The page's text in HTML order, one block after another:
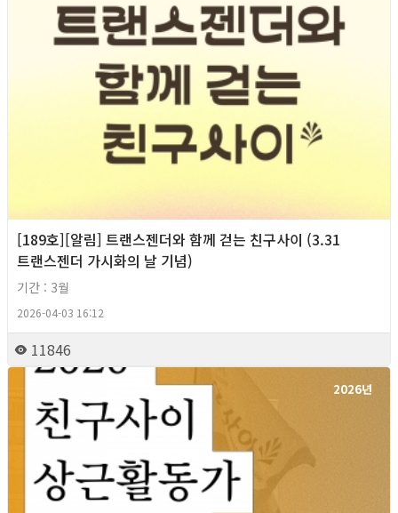
[189호][알림] 트랜스젠더와 함께 걷는 친구사이 (3.31
트랜스젠더 가시화의 날 기념)
기간 : 3월
2026-04-03 16:12
11846
2026년